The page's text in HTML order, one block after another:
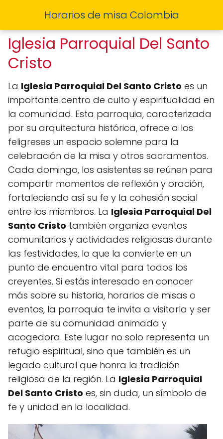
Horarios de misa Colombia
Iglesia Parroquial Del Santo
Cristo
La Iglesia Parroquial Del Santo Cristo es un
importante centro de culto y espiritualidad en
la comunidad. Esta parroquia, caracterizada
por su arquitectura histórica, ofrece a los
feligreses un espacio solemne para la
celebración de la misa y otros sacramentos.
Cada domingo, los asistentes se reúnen para
compartir momentos de reflexión y oración,
fortaleciendo así su fe y la cohesión social
entre los miembros. La Iglesia Parroquial Del
Santo Cristo también organiza eventos
comunitarios y actividades religiosas durante
las festividades, lo que la convierte en un
punto de encuentro vital para todos los
creyentes. Si estás interesado en conocer
más sobre su historia, horarios de misas o
eventos, la parroquia te invita a visitarla y ser
parte de su comunidad animada y
acogedora. Este lugar no solo representa un
refugio espiritual, sino que también es un
legado cultural que honra la tradición
religiosa de la región. La Iglesia Parroquial
Del Santo Cristo es, sin duda, un símbolo de
fe y unidad en la localidad.